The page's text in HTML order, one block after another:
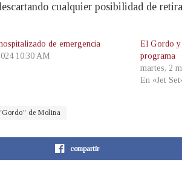
cualquier posibilidad de
de emergencia
10:30 AM
El Gordo y
programa
martes, 2
En «Jet
de Molina
compartir